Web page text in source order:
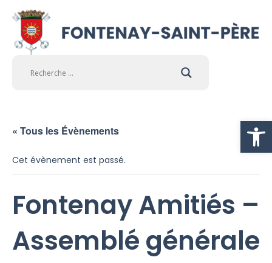
Ouvrir
« Tous les Évènements
Cet évènement est passé.
Fontenay Amitiés –
Assemblé générale